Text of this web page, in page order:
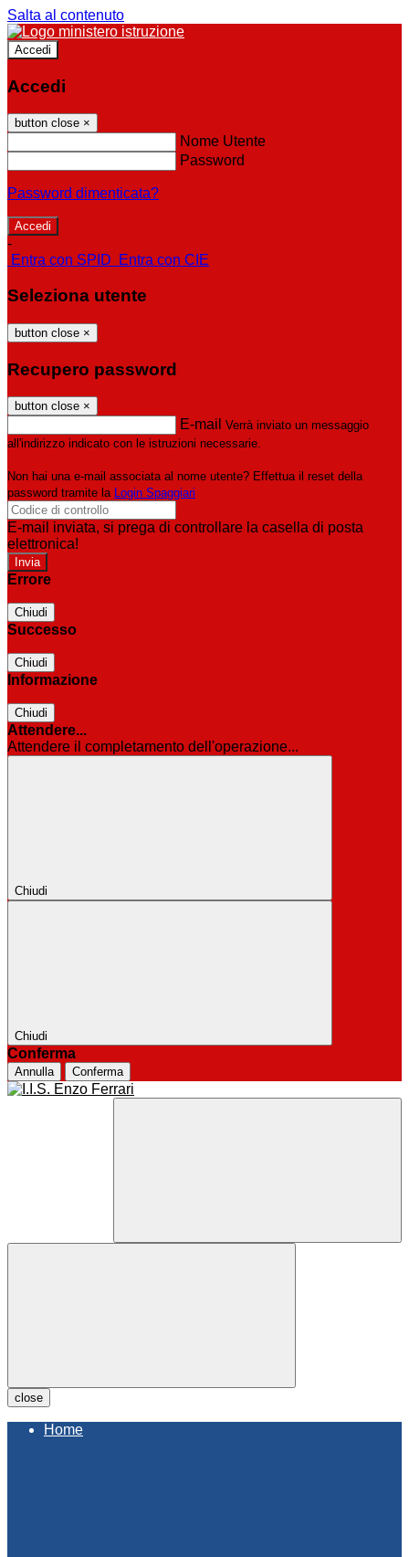
Salta al contenuto
Accedi
Accedi
button close ×
Nome Utente
Password
Password dimenticata?
-
Entra con SPID
Entra con CIE
Seleziona utente
button close ×
Recupero password
button close ×
E-mail Verrà inviato un messaggio
all'indirizzo indicato con le istruzioni necessarie.
Non hai una e-mail associata al nome utente? Effettua il reset della
password tramite la Login Spaggiari
E-mail inviata, si prega di controllare la casella di posta
elettronica!
Errore
Chiudi
Successo
Chiudi
Informazione
Chiudi
Attendere...
Attendere il completamento dell'operazione...
Chiudi
Chiudi
Conferma
Annulla Conferma
close
Home